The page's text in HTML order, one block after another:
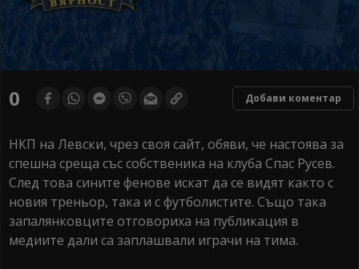
0 Добави коментар
НКП на Левски, чрез своя сайт, обяви, че настоява за
спешна среща със собственика на клуба Спас Русев.
След това сините фенове искат да се видят както с
новия треньор, така и с футболистите. Също така
запалянковците отговориха на публикация в
медиите дали са заплашвали играчи на тима.